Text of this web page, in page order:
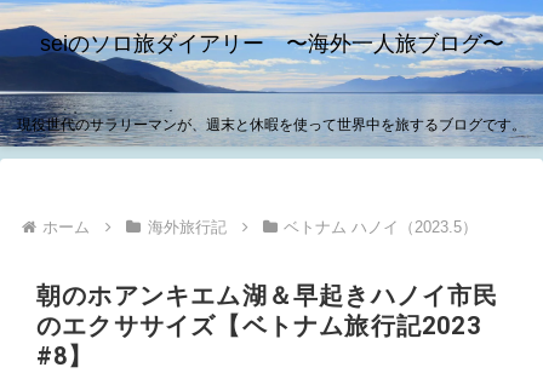
seiのソロ旅ダイアリー 〜海外一人旅ブログ〜
現役世代のサラリーマンが、週末と休暇を使って世界中を旅するブログです。
ホーム 海外旅行記 ベトナム ハノイ（2023.5）
朝のホアンキエム湖＆早起きハノイ市民
のエクササイズ【ベトナム旅行記2023
#8】